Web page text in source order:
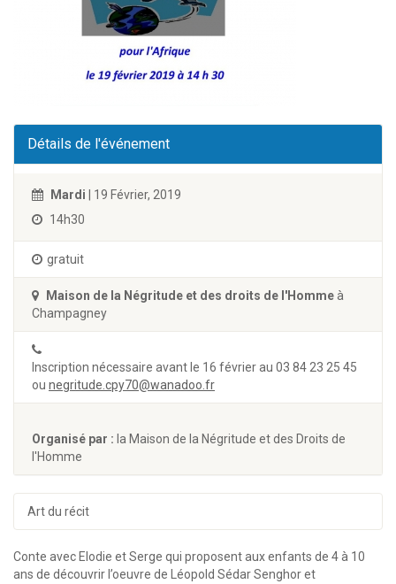
Détails de l'événement
Mardi | 19 Février, 2019
14h30
gratuit
Maison de la Négritude et des droits de l'Hommeà
Champagney
Inscription nécessaire avant le 16 février au 03 84 23 25 45
ou negritude.cpy70@wanadoo.fr
Organisé par : la Maison de la Négritude et des Droits de
l'Homme
Art du récit
Conte avec Elodie et Serge qui proposent aux enfants de 4 à 10
ans de découvrir l’oeuvre de Léopold Sédar Senghor et